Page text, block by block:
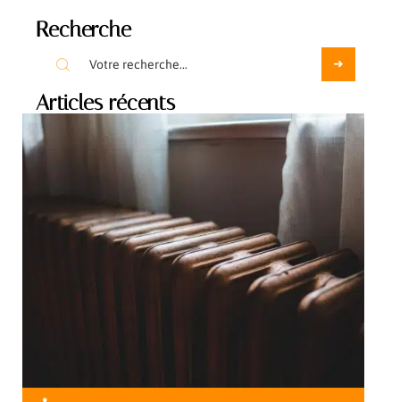
Recherche
Articles récents